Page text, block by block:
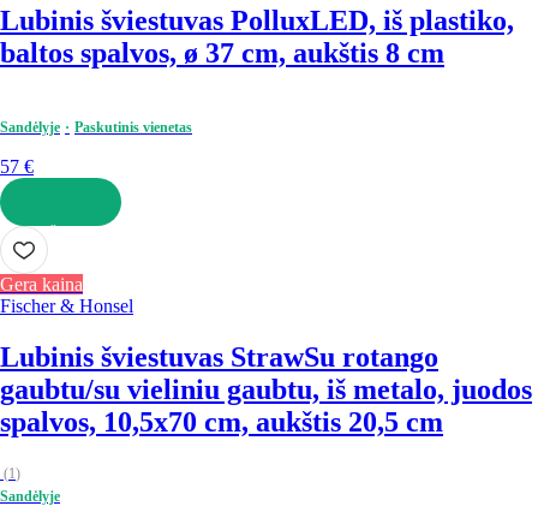
Lubinis šviestuvas PolluxLED, iš plastiko,
baltos spalvos, ø 37 cm, aukštis 8 cm
Sandėlyje Paskutinis vienetas
57 €
Į KREPŠELĮ
Gera kaina
Fischer & Honsel
Lubinis šviestuvas StrawSu rotango
gaubtu/su vieliniu gaubtu, iš metalo, juodos
spalvos, 10,5x70 cm, aukštis 20,5 cm
(1)
Sandėlyje